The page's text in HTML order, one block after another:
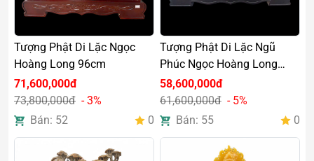
Tượng Phật Di Lặc Ngọc
Hoàng Long 96cm
71,600,000đ
73,800,000đ - 3%
Bán: 52
0
Tượng Phật Di Lặc Ngũ
Phúc Ngọc Hoàng Long
80cm
58,600,000đ
61,600,000đ - 5%
Bán: 55
0